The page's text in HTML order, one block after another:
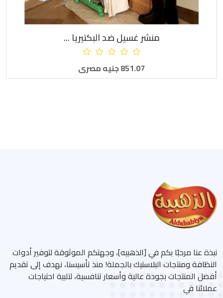
أضف للطلبية
منشر غسيل ضد البكتيريا ...
851.07 جنيه مصرى
نبذة عنا مرحبًا بكم في [الذهبيه]، وجهتكم الموثوقة لتوفير أدوات
النظافة ومنتجات البلاستيك بالجملة! منذ تأسيسنا، نهدف إلى تقديم
أفضل المنتجات بجودة عالية وأسعار تنافسية، لتلبية احتياجات
عملائنا في